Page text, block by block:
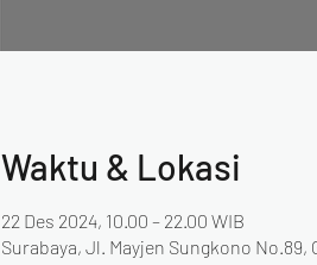
Waktu & Lokasi
22 Des 2024, 10.00 – 22.00 WIB
Surabaya, Jl. Mayjen Sungkono